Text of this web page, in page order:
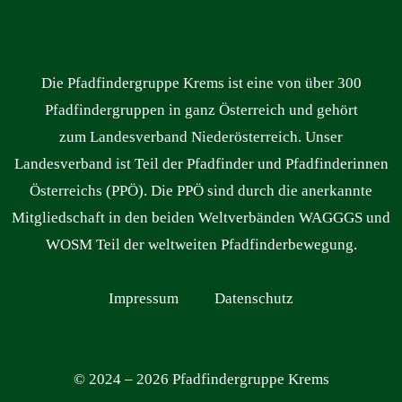
Die Pfadfindergruppe Krems ist eine von über 300
Pfadfindergruppen in ganz Österreich und gehört
zum Landesverband Niederösterreich. Unser
Landesverband ist Teil der Pfadfinder und Pfadfinderinnen
Österreichs (PPÖ). Die PPÖ sind durch die anerkannte
Mitgliedschaft in den beiden Weltverbänden WAGGGS und
WOSM Teil der weltweiten Pfadfinderbewegung.
Impressum Datenschutz
© 2024 – 2026 Pfadfindergruppe Krems